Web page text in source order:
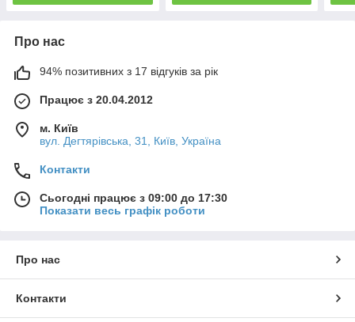
Про нас
94% позитивних з 17 відгуків за рік
Працює з 20.04.2012
м. Київ
вул. Дегтярівська, 31, Київ, Україна
Контакти
Сьогодні працює з 09:00 до 17:30
Показати весь графік роботи
Про нас
Контакти